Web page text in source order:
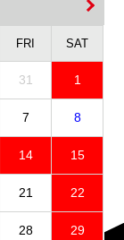
FRI SAT
31 1
7 8
14 15
21 22
28 29